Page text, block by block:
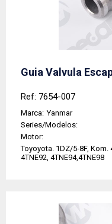
Guia Valvula
Ref: 7654-007
Marca: Yanmar
Series/Modelos:
Motor:
Toyoyota. 1DZ/5-8F, Kom.
4TNE92, 4TNE94,4TNE98